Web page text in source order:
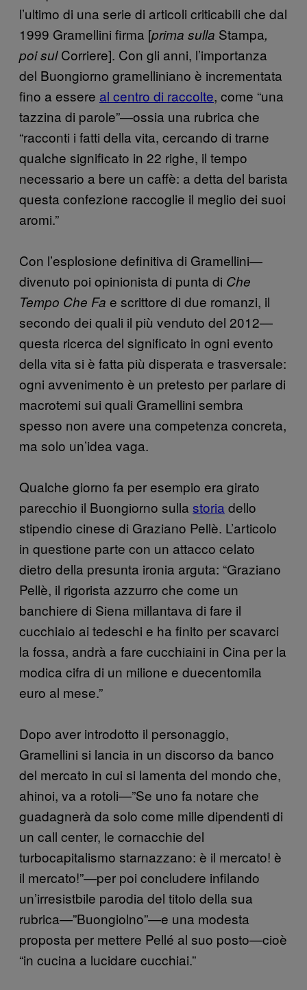
l’ultimo di una serie di articoli criticabili che dal
1999 Gramellini firma [prima sulla Stampa,
poi sulCorriere]. Con gli anni, l’importanza
del Buongiorno gramelliniano è incrementata
fino a essere al centro di raccolte, come “una
tazzina di parole”—ossia una rubrica che
“racconti i fatti della vita, cercando di trarne
qualche significato in 22 righe, il tempo
necessario a bere un caffè: a detta del barista
questa confezione raccoglie il meglio dei suoi
aromi.”
Con l’esplosione definitiva di Gramellini—
divenuto poi opinionista di punta di Che
Tempo Che Fa e scrittore di due romanzi, il
secondo dei quali il più venduto del 2012—
questa ricerca del significato in ogni evento
della vita si è fatta più disperata e trasversale:
ogni avvenimento è un pretesto per parlare di
macrotemi sui quali Gramellini sembra
spesso non avere una competenza concreta,
ma solo un’idea vaga.
Qualche giorno fa per esempio era girato
parecchio il Buongiorno sulla storia dello
stipendio cinese di Graziano Pellè. L’articolo
in questione parte con un attacco celato
dietro della presunta ironia arguta: “Graziano
Pellè, il rigorista azzurro che come un
banchiere di Siena millantava di fare il
cucchiaio ai tedeschi e ha finito per scavarci
la fossa, andrà a fare cucchiaini in Cina per la
modica cifra di un milione e duecentomila
euro al mese.”
Dopo aver introdotto il personaggio,
Gramellini si lancia in un discorso da banco
del mercato in cui si lamenta del mondo che,
ahinoi, va a rotoli—”Se uno fa notare che
guadagnerà da solo come mille dipendenti di
un call center, le cornacchie del
turbocapitalismo starnazzano: è il mercato! è
il mercato!”—per poi concludere infilando
un’irresistbile parodia del titolo della sua
rubrica—”Buongiolno”—e una modesta
proposta per mettere Pellé al suo posto—cioè
“in cucina a lucidare cucchiai.”